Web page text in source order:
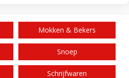
Mokken & Bekers
Snoep
Schrijfwaren